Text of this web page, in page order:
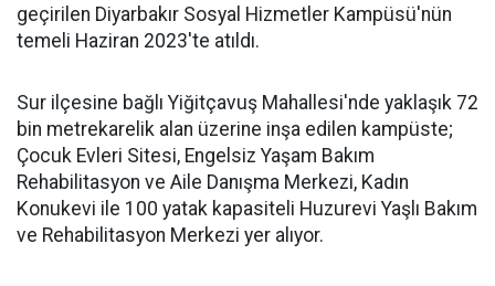
geçirilen Diyarbakır Sosyal Hizmetler Kampüsü'nün
temeli Haziran 2023'te atıldı.
Sur ilçesine bağlı Yiğitçavuş Mahallesi'nde yaklaşık 72
bin metrekarelik alan üzerine inşa edilen kampüste;
Çocuk Evleri Sitesi, Engelsiz Yaşam Bakım
Rehabilitasyon ve Aile Danışma Merkezi, Kadın
Konukevi ile 100 yatak kapasiteli Huzurevi Yaşlı Bakım
ve Rehabilitasyon Merkezi yer alıyor.